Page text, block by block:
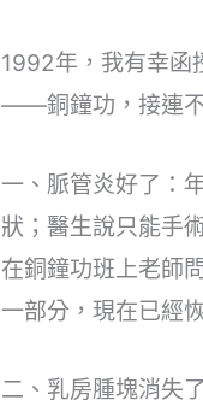
1992年，我有幸函
——銅鐘功，接連不
一、脈管炎好了：
狀；醫生說只能手
在銅鐘功班上老師
一部分，現在已經
二、乳房腫塊消失